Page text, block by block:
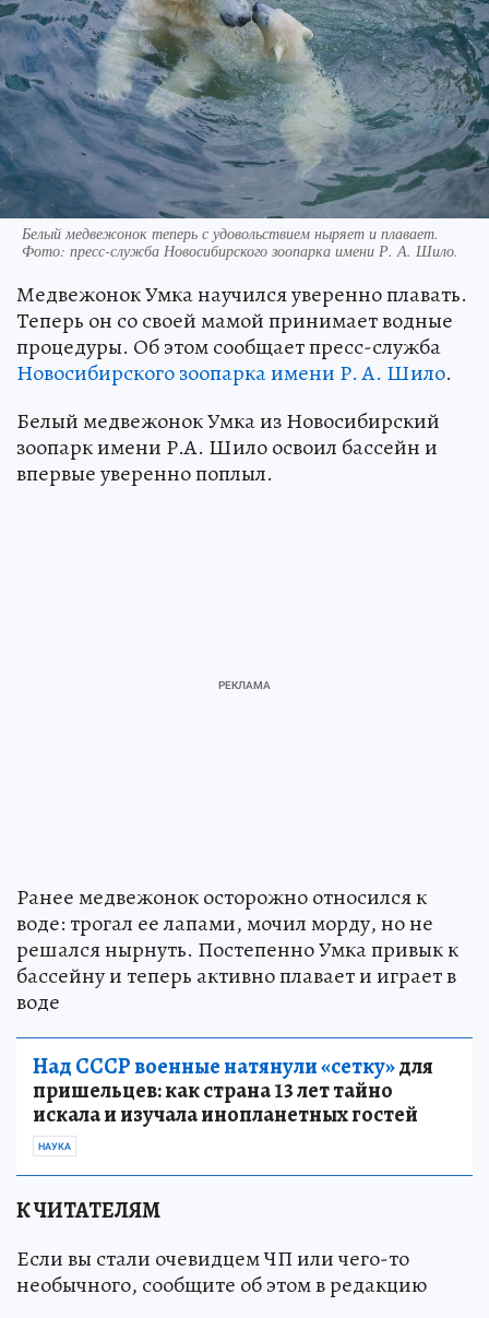
Белый медвежонок теперь с удовольствием ныряет и плавает.
Фото: пресс-служба Новосибирского зоопарка имени Р. А. Шило.
Медвежонок Умка научился уверенно плавать.
Теперь он со своей мамой принимает водные
процедуры. Об этом сообщает пресс-служба
Новосибирского зоопарка имени Р. А. Шило.
Белый медвежонок Умка из Новосибирский
зоопарк имени Р.А. Шило освоил бассейн и
впервые уверенно поплыл.
Ранее медвежонок осторожно относился к
воде: трогал ее лапами, мочил морду, но не
решался нырнуть. Постепенно Умка привык к
бассейну и теперь активно плавает и играет в
воде
Над СССР военные натянули «сетку»для
пришельцев: как страна 13 лет тайно
искала и изучала инопланетных гостей
НАУКА
К ЧИТАТЕЛЯМ
Если вы стали очевидцем ЧП или чего-то
необычного, сообщите об этом в редакцию